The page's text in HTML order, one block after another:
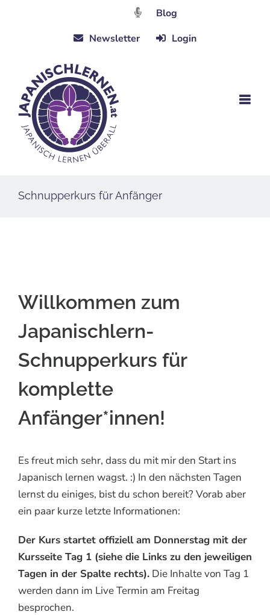
Blog
Newsletter
Login
Schnupperkurs für Anfänger
Willkommen zum
Japanischlern-
Schnupperkurs für
komplette
Anfänger*innen!
Es freut mich sehr, dass du mit mir den Start ins
Japanisch lernen wagst. :) In den nächsten Tagen
lernst du einiges, bist du schon bereit? Vorab aber
ein paar kurze letzte Informationen:
Der Kurs startet offiziell am Donnerstag mit der
Kursseite Tag 1 (siehe die Links zu den jeweiligen
Tagen in der Spalte rechts).Die Inhalte von Tag 1
werden dann im Live Termin am Freitag
besprochen.